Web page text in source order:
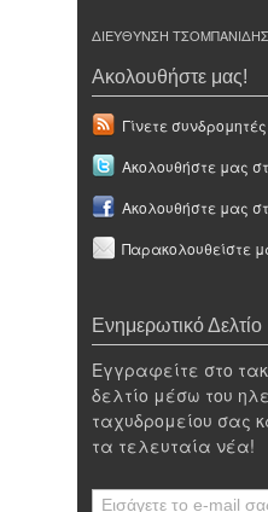
ΔΙΕΥΘΥΝΣΗ
Ακολουθήστε μας!
Γίνετε
Ακολουθήστε μας
Ακολουθήστε μας
Παρακολουθείστε
Ενημερωτικό Δελτίο
Εγγραφείτε στο
δελτίο μέσω του
ταχυδρομείου σας
τα τελευταία νέα!